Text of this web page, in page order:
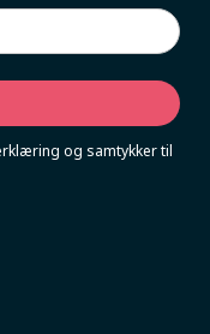
og samtykker til